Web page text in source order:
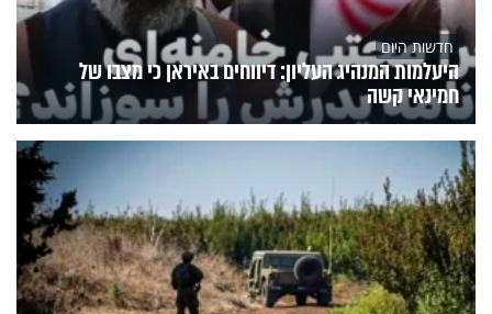
חדשות היום
היעלמות המנהיג העליון: דיווחים באיראן כי מצבו של
חמינאי קשה